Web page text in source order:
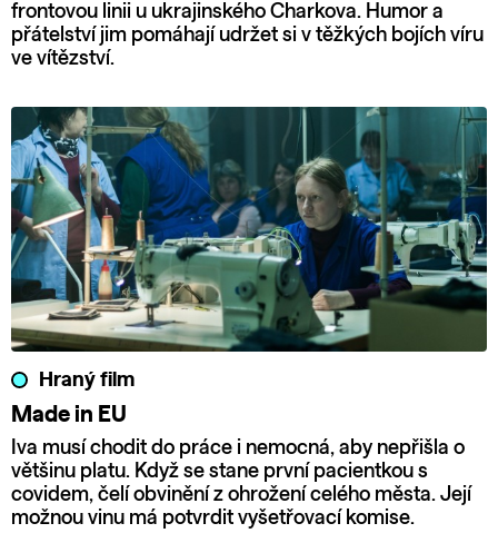
frontovou linii u ukrajinského Charkova. Humor a
přátelství jim pomáhají udržet si v těžkých bojích víru
ve vítězství.
Hraný film
Made in EU
Iva musí chodit do práce i nemocná, aby nepřišla o
většinu platu. Když se stane první pacientkou s
covidem, čelí obvinění z ohrožení celého města. Její
možnou vinu má potvrdit vyšetřovací komise.